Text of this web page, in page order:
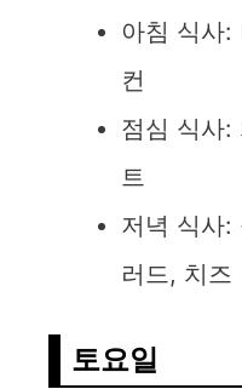
아침 식사:
컨
점심 식사:
트
저녁 식사:
러드, 치즈
토요일